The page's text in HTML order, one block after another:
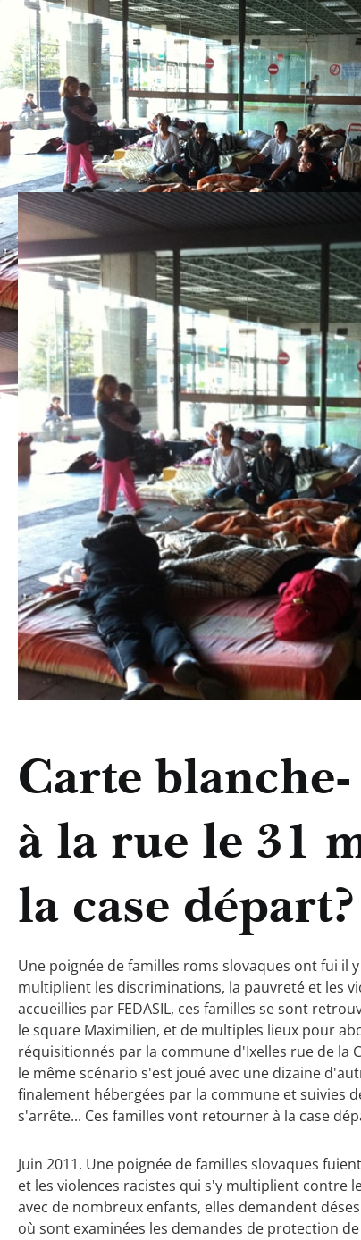
Carte
à la rue le 31
la case départ?
Une poignée de familles roms slovaques ont fui il
multiplient les discriminations, la pauvreté et les
accueillies par FEDASIL, ces familles se sont
le square Maximilien, et de multiples lieux pour
réquisitionnés par la commune d'Ixelles rue de la
le même scénario s'est joué avec une dizaine
finalement hébergées par la commune et suivies
s'arrête... Ces familles vont retourner à la case
Juin 2011. Une poignée de familles slovaques
et les violences racistes qui s'y multiplient contre
avec de nombreux enfants, elles demandent
où sont examinées les demandes de protection